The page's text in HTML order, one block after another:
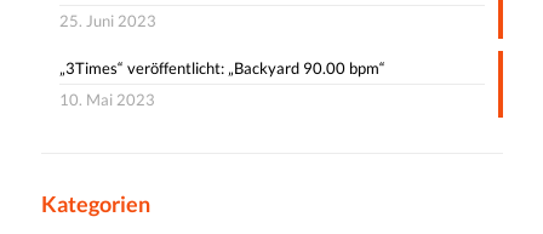
25. Juni 2023
„3Times“ veröffentlicht: „Backyard 90.00 bpm“
10. Mai 2023
Kategorien